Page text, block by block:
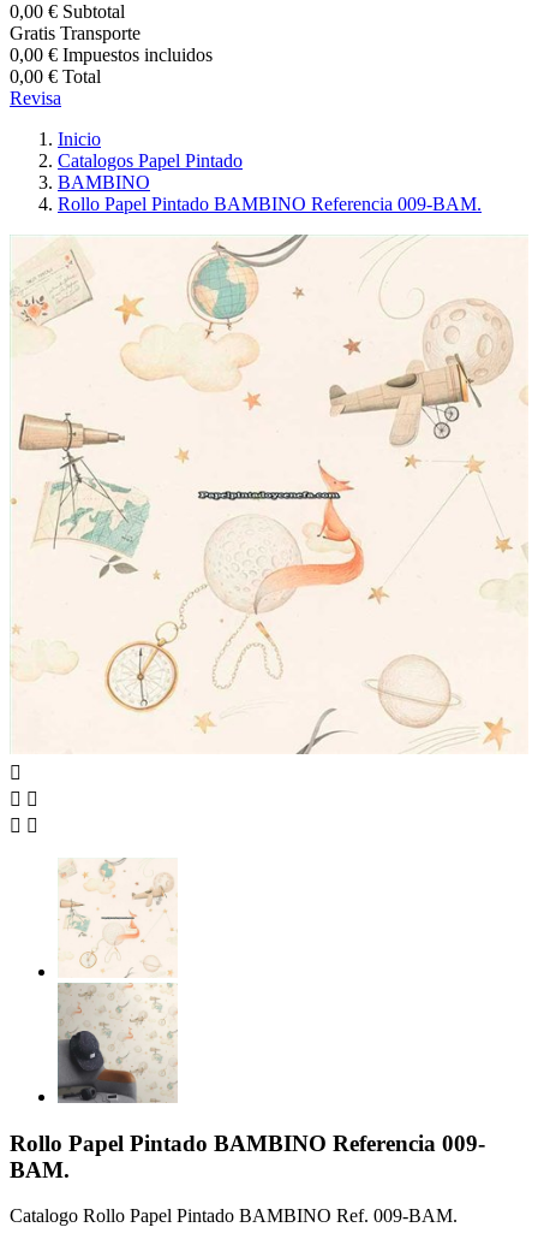
0,00 € Subtotal
Gratis Transporte
0,00 € Impuestos incluidos
0,00 € Total
Revisa
Inicio
Catalogos Papel Pintado
BAMBINO
Rollo Papel Pintado BAMBINO Referencia 009-BAM.

 
 
Rollo Papel Pintado BAMBINO Referencia 009-
BAM.
Catalogo Rollo Papel Pintado BAMBINO Ref. 009-BAM.